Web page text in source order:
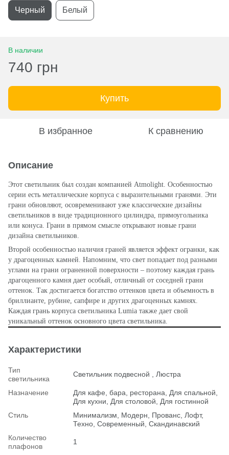
Черный Белый
В наличии
740 грн
Купить
В избранное К сравнению
Описание
Этот светильник был создан компанией Atmolight. Особенностью
серии есть металлические корпуса с выразительными гранями. Эти
грани обновляют, осовременивают уже классические дизайны
светильников в виде традиционного цилиндра, прямоугольника
или конуса. Грани в прямом смысле открывают новые грани
дизайна светильников.
Второй особенностью наличия граней является эффект огранки, как
у драгоценных камней. Напомним, что свет попадает под разными
углами на грани ограненной поверхности – поэтому каждая грань
драгоценного камня дает особый, отличный от соседней грани
оттенок. Так достигается богатство оттенков цвета и объемность в
бриллианте, рубине, сапфире и других драгоценных камнях.
Каждая грань корпуса светильника Lumia также дает свой
уникальный оттенок основного цвета светильника.
Характеристики
Тип
светильника
Светильник подвесной , Люстра
Назначение
Для кафе, бара, ресторана, Для спальной,
Для кухни, Для столовой, Для гостинной
Стиль
Минимализм, Модерн, Прованс, Лофт,
Техно, Современный, Скандинавский
Количество
плафонов
1